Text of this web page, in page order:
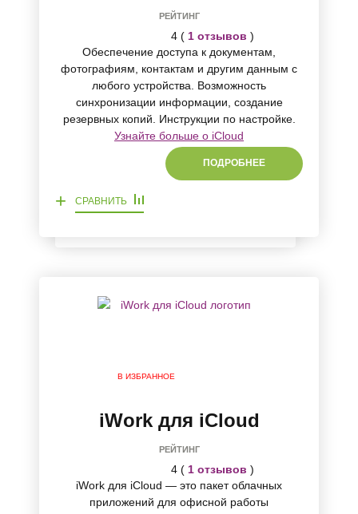
РЕЙТИНГ
4 ( 1 отзывов )
Обеспечение доступа к документам,
фотографиям, контактам и другим данным с
любого устройства. Возможность
синхронизации информации, создание
резервных копий. Инструкции по настройке.
Узнайте больше о iCloud
ПОДРОБНЕЕ
+ СРАВНИТЬ
В ИЗБРАННОЕ
iWork для iCloud
РЕЙТИНГ
4 ( 1 отзывов )
iWork для iCloud — это пакет облачных
приложений для офисной работы